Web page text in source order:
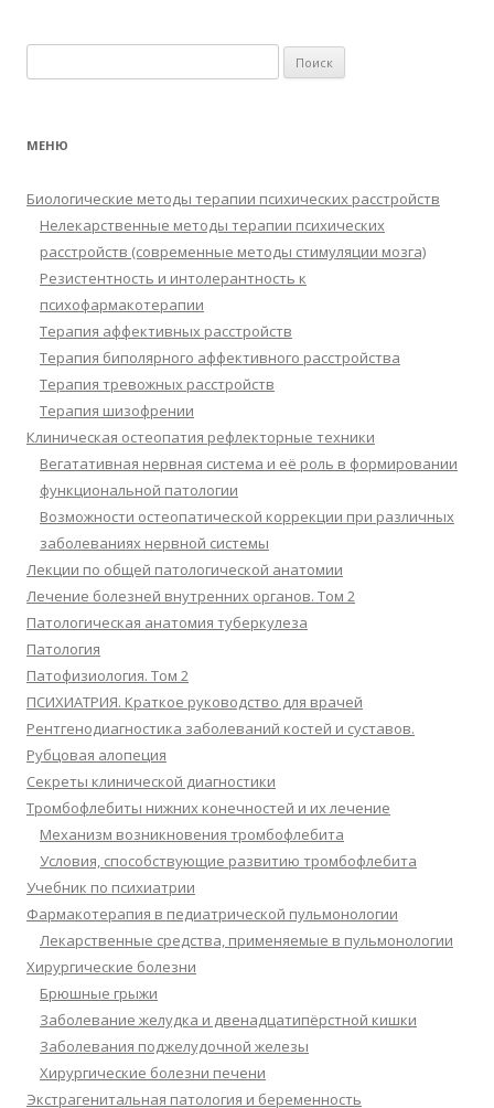
МЕНЮ
Биологические методы терапии психических расстройств
Нелекарственные методы терапии психических
расстройств (современные методы стимуляции мозга)
Резистентность и интолерантность к
психофармакотерапии
Терапия аффективных расстройств
Терапия биполярного аффективного расстройства
Терапия тревожных расстройств
Терапия шизофрении
Клиническая остеопатия рефлекторные техники
Вегатативная нервная система и её роль в формировании
функциональной патологии
Возможности остеопатической коррекции при различных
заболеваниях нервной системы
Лекции по общей патологической анатомии
Лечение болезней внутренних органов. Том 2
Патологическая анатомия туберкулеза
Патология
Патофизиология. Том 2
ПСИХИАТРИЯ. Краткое руководство для врачей
Рентгенодиагностика заболеваний костей и суставов.
Рубцовая алопеция
Секреты клинической диагностики
Тромбофлебиты нижних конечностей и их лечение
Механизм возникновения тромбофлебита
Условия, способствующие развитию тромбофлебита
Учебник по психиатрии
Фармакотерапия в педиатрической пульмонологии
Лекарственные средства, применяемые в пульмонологии
Хирургические болезни
Брюшные грыжи
Заболевание желудка и двенадцатипёрстной кишки
Заболевания поджелудочной железы
Хирургические болезни печени
Экстрагенитальная патология и беременность